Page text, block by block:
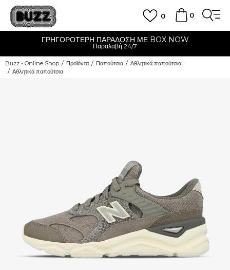
0
0
ΓΡΗΓΟΡΟΤΕΡΗ ΠΑΡΑΔΟΣΗ ΜΕ BOX NOW
Παραλαβή 24/7
Buzz - Online Shop Προϊόντα Παπούτσια
Αθλητικά παπούτσια
Αθλητικά παπούτσια